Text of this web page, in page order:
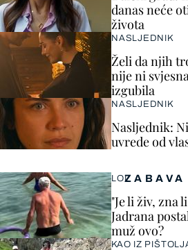
ZABAVA
LOL
"Je li živ, zna
Jadrana
muž ovo?
KAO IZ
danas neće
života
NASLJEDNIK
Želi da njih
nije ni
izgubila
NASLJEDNIK
Nasljednik:
uvrede od